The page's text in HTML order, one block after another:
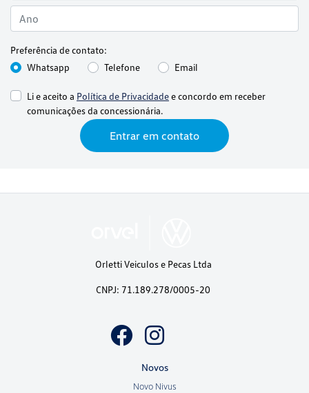
Preferência de contato:
Whatsapp
Telefone Email
Li e aceito a Política de Privacidadee concordo em receber
comunicações da concessionária.
Entrar em contato
Orletti Veiculos e Pecas Ltda
CNPJ: 71.189.278/0005-20
Novos
Novo Nivus